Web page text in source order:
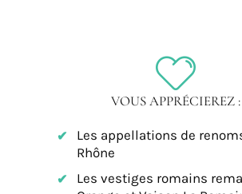
VOUS APPRÉCIEREZ :
Les appellations de
Rhône
Les vestiges romains